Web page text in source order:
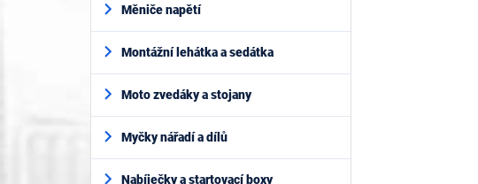
Měniče napětí
Montážní lehátka a sedátka
Moto zvedáky a stojany
Myčky nářadí a dílů
Nabíječky a startovací boxy